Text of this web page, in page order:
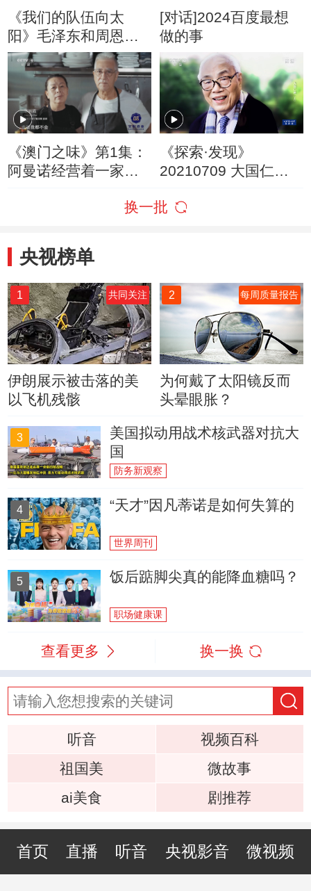
《我们的队伍向太
阳》毛泽东和周恩来
与孩子们一起放鞭炮
[对话]2024百度最想
做的事
《澳门之味》第1集：
阿曼诺经营着一家葡
《探索·发现》
20210709 大国仁医
换一批
央视榜单
1 共同关注
伊朗展示被击落的美
以飞机残骸
2 每周质量报告
为何戴了太阳镜反而
头晕眼胀？
3
美国拟动用战术核武器对抗大
国
防务新观察
4 “天才”因凡蒂诺是如何失算的
世界周刊
5 饭后踮脚尖真的能降血糖吗？
职场健康课
查看更多 换一换
听音
视频百科
祖国美
微故事
ai美食
剧推荐
首页 直播 听音 央视影音 微视频